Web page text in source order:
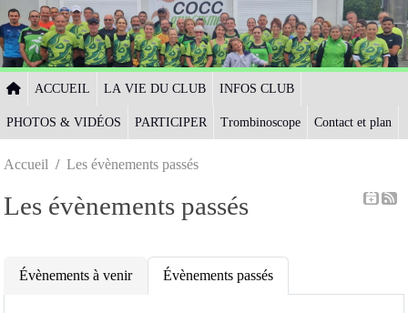
ACCUEIL LA VIE DU CLUB INFOS CLUB
PHOTOS & VIDÉOS PARTICIPER Trombinoscope Contact et plan
Accueil Les évènements passés
Les évènements passés
Évènements à venir Évènements passés
Panneau de gestion des cookies